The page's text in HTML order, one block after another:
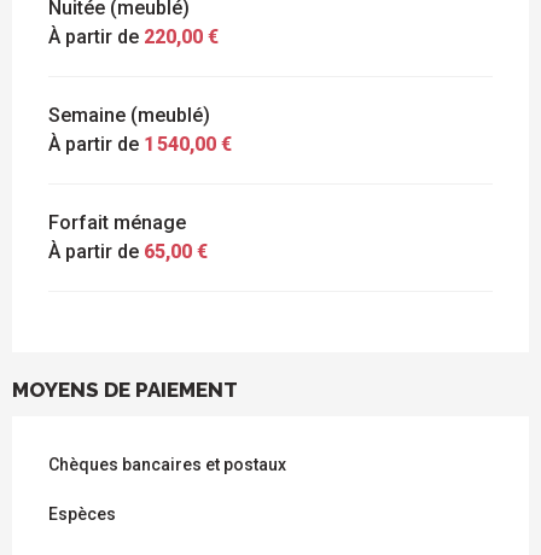
Nuitée (meublé)
À partir de 220,00 €
Semaine (meublé)
À partir de 1 540,00 €
Forfait ménage
À partir de 65,00 €
MOYENS DE PAIEMENT
Chèques bancaires et postaux
Espèces